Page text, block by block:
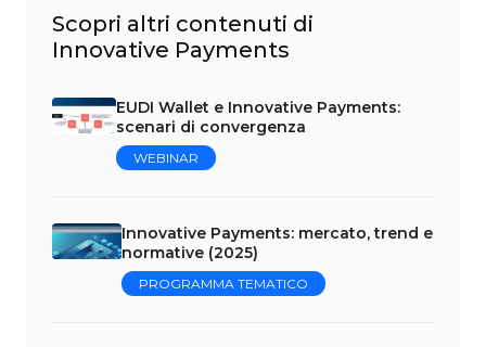
Scopri altri contenuti di
Innovative Payments
EUDI Wallet e Innovative Payments:
scenari di convergenza
WEBINAR
Innovative Payments: mercato, trend e
normative (2025)
PROGRAMMA TEMATICO